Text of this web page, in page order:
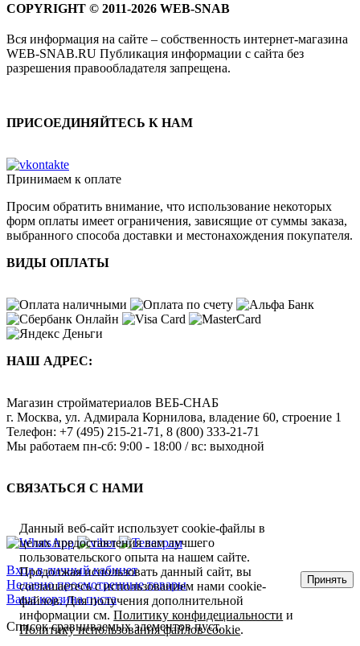
COPYRIGHT © 2011-2026 WEB-SNAB
Вся информация на сайте – собственность интернет-магазина
WEB-SNAB.RU Публикация информации с сайта без
разрешения правообладателя запрещена.
ПРИСОЕДИНЯЙТЕСЬ К НАМ
Принимаем к оплате
Просим обратить внимание, что использование некоторых
форм оплаты имеет ограничения, зависящие от суммы заказа,
выбранного способа доставки и местонахождения покупателя.
ВИДЫ ОПЛАТЫ
НАШ АДРЕС:
Магазин стройматериалов ВЕБ-СНАБ
г. Москва, ул. Адмирала Корнилова, владение 60, строение 1
Телефон: +7 (495) 215-21-71 , 8 (800) 333-21-71
Мы работаем пн-сб: 9:00 - 18:00 / вс: выходной
СВЯЗАТЬСЯ С НАМИ
Вход в личный кабинет
Недавно просмотренные товары
Ваша корзина пуста
Список сравниваемых элементов пуст.
Данный веб-сайт использует cookie-файлы в
целях предоставления вам лучшего
пользовательского опыта на нашем сайте.
Продолжая использовать данный сайт, вы
соглашаетесь с использованием нами cookie-
файлов. Для получения дополнительной
информации см.Политику конфидециальности и
Политику использования файлов cookie.
Принять